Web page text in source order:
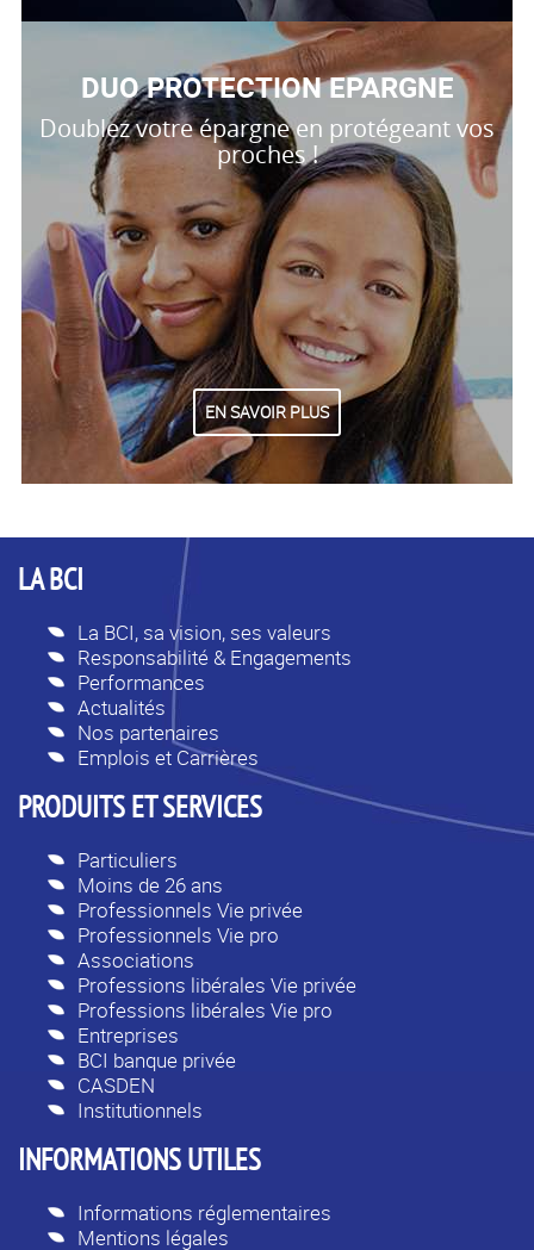
DUO PROTECTION EPARGNE
Doublez votre épargne en protégeant vos
proches !
EN SAVOIR PLUS
LA BCI
La BCI, sa vision, ses valeurs
Responsabilité & Engagements
Performances
Actualités
Nos partenaires
Emplois et Carrières
PRODUITS ET SERVICES
Particuliers
Moins de 26 ans
Professionnels Vie privée
Professionnels Vie pro
Associations
Professions libérales Vie privée
Professions libérales Vie pro
Entreprises
BCI banque privée
CASDEN
Institutionnels
INFORMATIONS UTILES
Informations réglementaires
Mentions légales